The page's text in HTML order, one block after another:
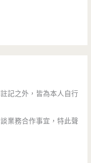
記之外，皆為本人自行
業務合作事宜，特此聲